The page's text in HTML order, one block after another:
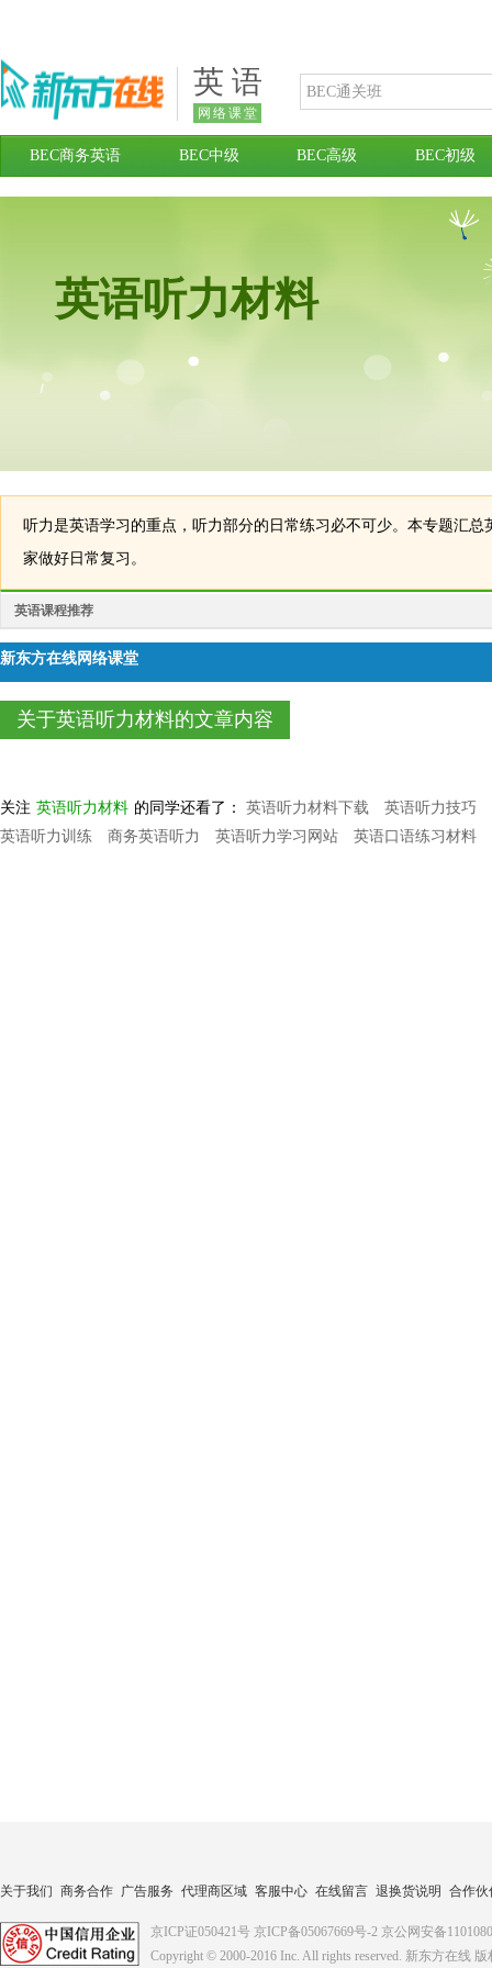
英 语
网络课堂
BEC商务英语 BEC中级 BEC高级 BEC初级
英语听力材料
听力是英语学习的重点，听力部分的日常练习必不可少。本专题汇总
家做好日常复习。
英语课程推荐
新东方在线网络课堂
关于英语听力材料的文章内容
关注 英语听力材料 的同学还看了： 英语听力材料下载
英语听力技巧
英语听力训练
商务英语听力 英语听力学习网站 英语口语练习材料
关于我们 商务合作 广告服务 代理商区域 客服中心 在线留言 退换货说明 合作伙
京ICP证050421号 京ICP备05067669号-2 京公网安备
Copyright © 2000-2016 Inc. All rights reserved. 新东方在线